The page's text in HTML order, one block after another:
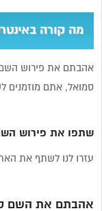
מה קורה
אהבתם את פירוש
סמואל, אתם מוזמנים
שתפו את פירוש
עזרו לנו לשתף את
אהבתם את השם